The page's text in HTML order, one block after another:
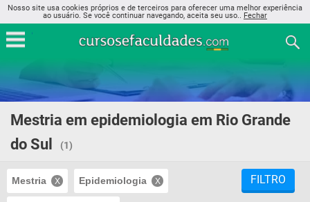
Nosso site usa cookies próprios e de terceiros para oferecer uma melhor experiência
ao usuário. Se você continuar navegando, aceita seu uso.. Fechar
Mestria em epidemiologia em Rio Grande
do Sul
(1)
Mestria Epidemiologia FILTRO